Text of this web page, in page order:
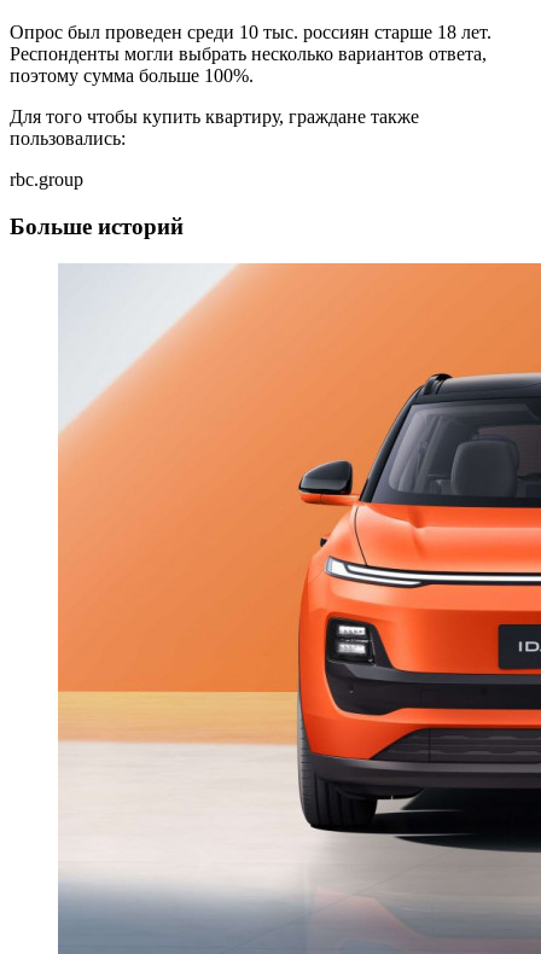
Опрос был проведен среди 10 тыс. россиян старше 18 лет.
Респонденты могли выбрать несколько вариантов ответа,
поэтому сумма больше 100%.
Для того чтобы купить квартиру, граждане также
пользовались:
rbc.group
Больше историй